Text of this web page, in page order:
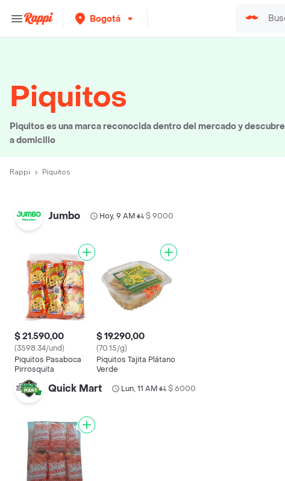
Bogotá
Piquitos
Piquitos es una marca reconocida dentro del mercado y
a domicilio
Rappi Piquitos
Jumbo Hoy, 9 AM• $ 9000
$ 21.590,00
(3598.34/und)
Piquitos Pasaboca
Pirrosquita
$ 19.290,00
(70.15/g)
Piquitos Tajita Plátano
Verde
Quick Mart Lun, 11 AM• $ 6000